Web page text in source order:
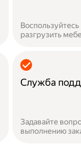
разгрузить
Служба
Задавайте
выполнению